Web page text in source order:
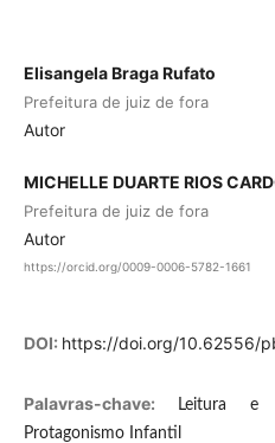
Elisangela Braga Rufato
Prefeitura de juiz de fora
Autor
MICHELLE DUARTE RIOS
Prefeitura de juiz de fora
Autor
https://orcid.org/0009-0006-5782-1661
DOI: https://doi.org/10.62556/
Palavras-chave:
Leitura e
Protagonismo Infantil